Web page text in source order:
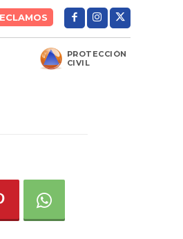
PROTECCIÓN
CIVIL